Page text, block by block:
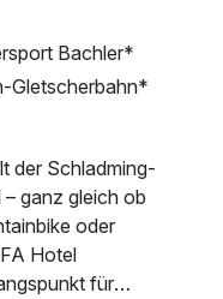
Bachler*
Gletscherbahn*
der Schladming-
ganz gleich ob
oder
Hotel
für